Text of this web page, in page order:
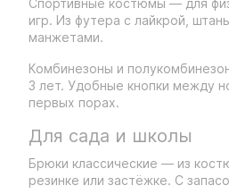
Спортивные костюмы — для
игр. Из футера с лайкрой,
манжетами.
Комбинезоны и
3 лет. Удобные кнопки между
первых порах.
Для сада и школы
Брюки классические — из
резинке или застёжке. С